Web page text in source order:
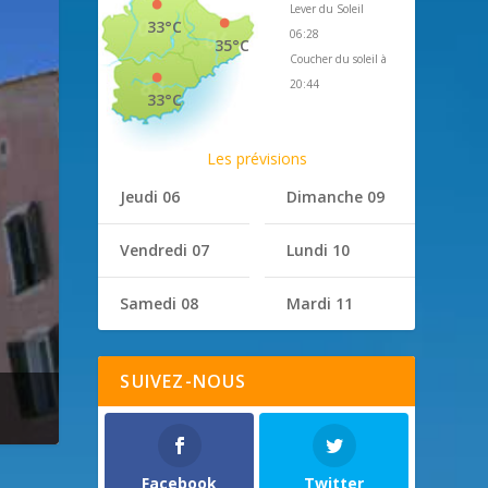
35°C
33°C
33°C
Lever du Soleil
06:28
Coucher du soleil à
20:44
Les prévisions
Jeudi 06
Vendredi 07
Samedi 08
Dimanche 09
Lundi 10
Mardi 11
SUIVEZ-NOUS
Facebook Twitter